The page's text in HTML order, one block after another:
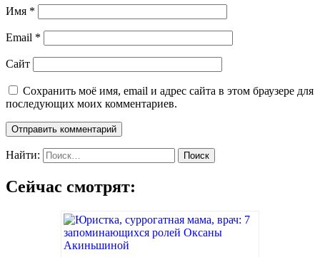
Имя *
Email *
Сайт
Сохранить моё имя, email и адрес сайта в этом браузере для
последующих моих комментариев.
Найти:
Сейчас смотрят: